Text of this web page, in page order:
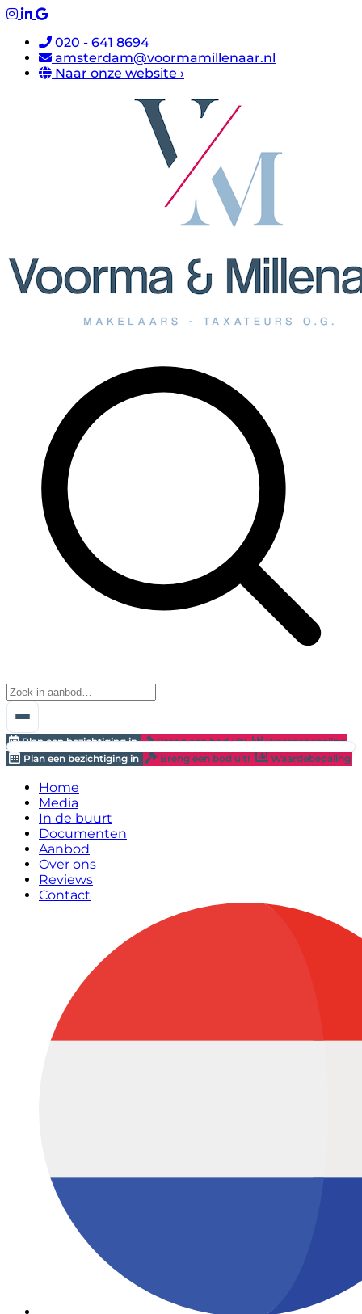
020 - 641 8694
amsterdam@voormamillenaar.nl
Naar onze website ›
Plan een bezichtiging in Breng een bod uit!
Waardebepaling
Plan een bezichtiging in
Breng een bod uit! Waardebepaling
Home
Media
In de buurt
Documenten
Aanbod
Over ons
Reviews
Contact